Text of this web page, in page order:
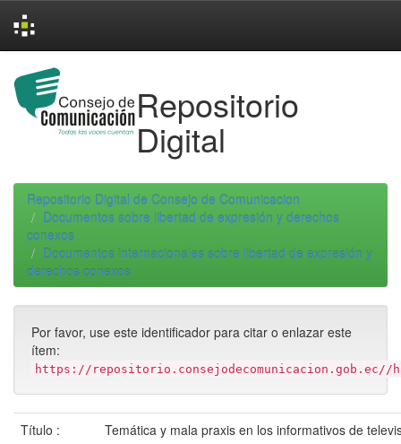
navigation
Repositorio
Digital
Repositorio Digital de Consejo de Comunicacion
Documentos sobre libertad de expresión y derechos
conexos
Documentos internacionales sobre libertad de expresión y
derechos conexos
Por favor, use este identificador para citar o enlazar este
ítem:
https://repositorio.consejodecomunicacion.gob.ec//
Título :
Temática y mala praxis en los informativos de